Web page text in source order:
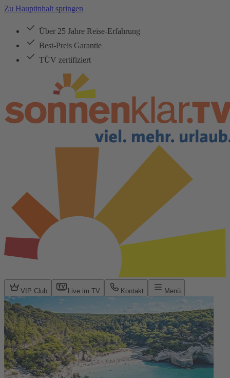
Zu Hauptinhalt springen
Über 25 Jahre Reise-Erfahrung
Best-Preis Garantie
TÜV zertifiziert
VIP Club Live im TV Kontakt Menü